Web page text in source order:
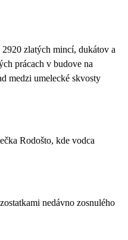
zlatých mincí, dukátov a
prácach v budove na
medzi umelecké skvosty
Rodošto, kde vodca
nedávno zosnulého